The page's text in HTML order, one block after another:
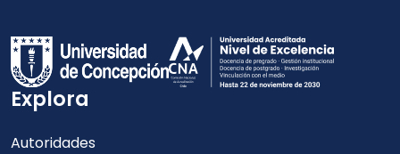
Explora
Autoridades